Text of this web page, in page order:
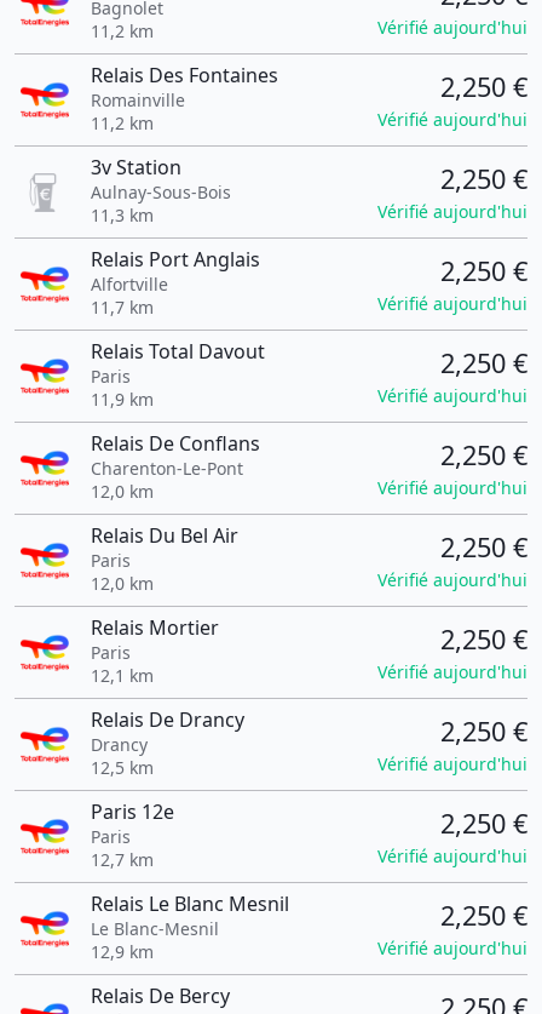
Bagnolet
11,2 km
Vérifié aujourd'hui
Relais Des Fontaines
Romainville
11,2 km
2,250 €
Vérifié aujourd'hui
3v Station
Aulnay-Sous-Bois
11,3 km
2,250 €
Vérifié aujourd'hui
Relais Port Anglais
Alfortville
11,7 km
2,250 €
Vérifié aujourd'hui
Relais Total Davout
Paris
11,9 km
2,250 €
Vérifié aujourd'hui
Relais De Conflans
Charenton-Le-Pont
12,0 km
2,250 €
Vérifié aujourd'hui
Relais Du Bel Air
Paris
12,0 km
2,250 €
Vérifié aujourd'hui
Relais Mortier
Paris
12,1 km
2,250 €
Vérifié aujourd'hui
Relais De Drancy
Drancy
12,5 km
2,250 €
Vérifié aujourd'hui
Paris 12e
Paris
12,7 km
2,250 €
Vérifié aujourd'hui
Relais Le Blanc Mesnil
Le Blanc-Mesnil
12,9 km
2,250 €
Vérifié aujourd'hui
Relais De Bercy